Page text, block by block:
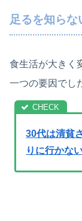
足るを知らな
食生活が大きく
一つの要因でし
30代は清貧
りに行かない